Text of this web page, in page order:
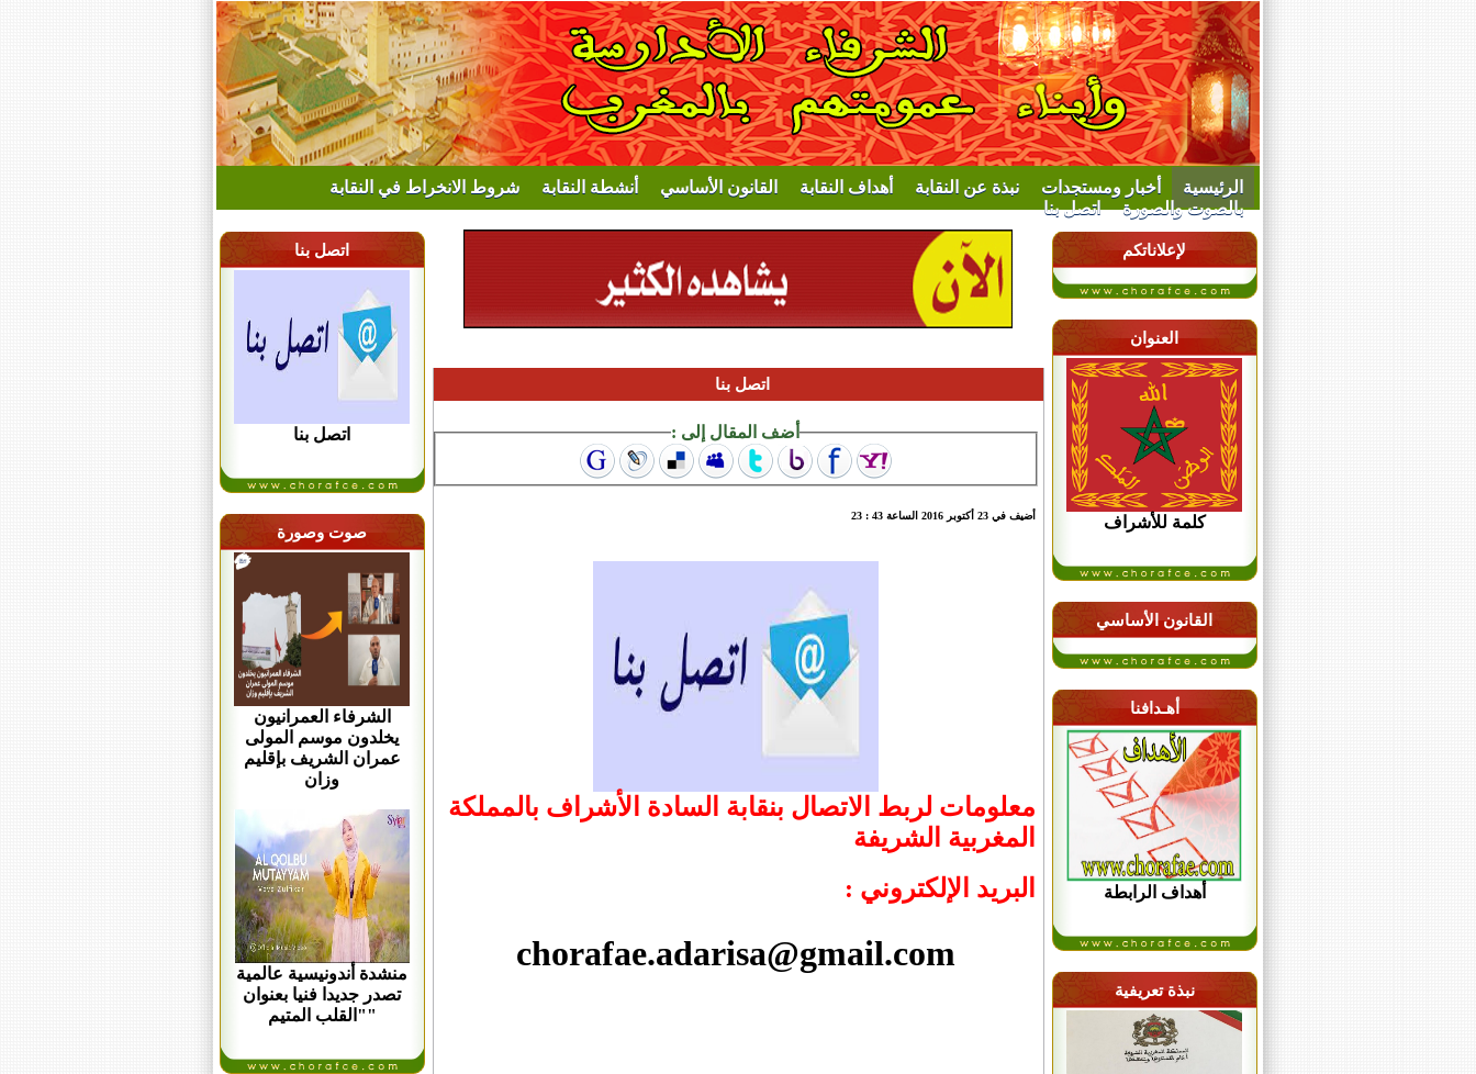
الرئيسية أخبار ومستجدات نبذة عن النقابة أهداف النقابة القانون الأساسي أنشطة النقابة
شروط الانخراط في النقابة
بالصوت والصورة
اتصل بنا
اتصل بنا
اتصل بنا
صوت وصورة
الشرفاء العمرانيون
يخلدون موسم المولى
عمران الشريف بإقليم
وزان
منشدة أندونيسية عالمية
تصدر جديدا فنيا بعنوان
"القلب المتيم"
اتصل بنا
أضف المقال إلى :
أضيف في 23 أكتوبر 2016 الساعة 43 : 23
معلومات لربط الاتصال بنقابة السادة الأشراف بالمملكة
المغربية الشريفة
البريد الإلكتروني :
chorafae.adarisa@gmail.com
لإعلاناتكم
العنوان
كلمة للأشراف
القانون الأساسي
أهـدافنا
أهداف الرابطة
نبذة تعريفية